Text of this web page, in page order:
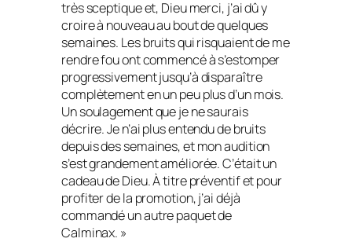
très sceptique et, Dieu merci, j’ai dû y
croire à nouveau au bout de quelques
semaines. Les bruits qui risquaient de me
rendre fou ont commencé à s’estomper
progressivement jusqu’à disparaître
complètement en un peu plus d’un mois.
Un soulagement que je ne saurais
décrire. Je n’ai plus entendu de bruits
depuis des semaines, et mon audition
s’est grandement améliorée. C’était un
cadeau de Dieu. À titre préventif et pour
profiter de la promotion, j’ai déjà
commandé un autre paquet de
Calminax. »